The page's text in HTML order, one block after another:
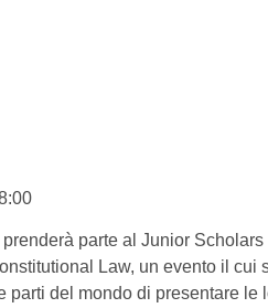
prenderà parte al Junior
Law, un evento il
parti del mondo di presentare le